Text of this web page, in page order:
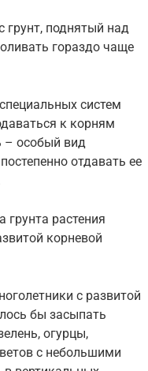
грунт, поднятый над
гораздо чаще
систем
к корням
– особый вид
отдавать ее
растения
корневой
с развитой
бы засыпать
огурцы,
с небольшими